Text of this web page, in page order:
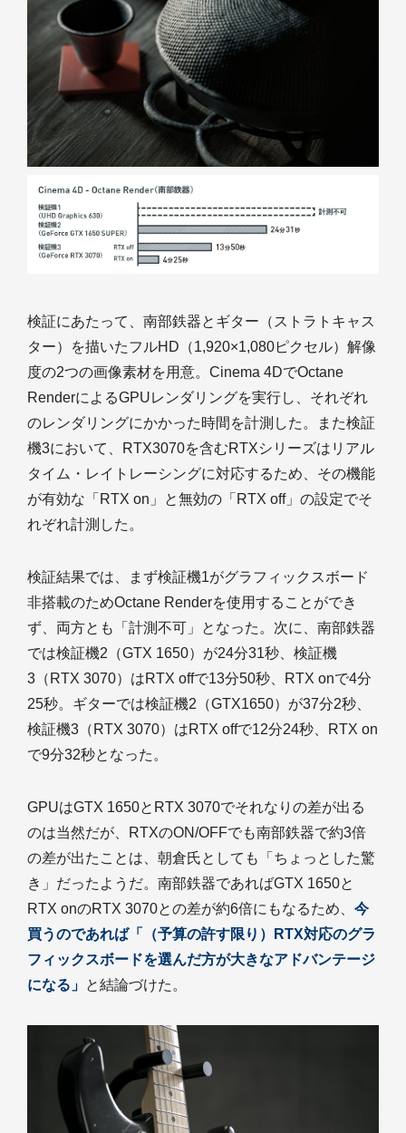
検証にあたって、南部鉄器とギター（ストラトキャス
ター）を描いたフルHD（1,920×1,080ピクセル）解像
度の2つの画像素材を用意。Cinema 4DでOctane
RenderによるGPUレンダリングを実行し、それぞれ
のレンダリングにかかった時間を計測した。また検証
機3において、RTX3070を含むRTXシリーズはリアル
タイム・レイトレーシングに対応するため、その機能
が有効な「RTX on」と無効の「RTX off」の設定でそ
れぞれ計測した。
検証結果では、まず検証機1がグラフィックスボード
非搭載のためOctane Renderを使用することができ
ず、両方とも「計測不可」となった。次に、南部鉄器
では検証機2（GTX 1650）が24分31秒、検証機
3（RTX 3070）はRTX offで13分50秒、RTX onで4分
25秒。ギターでは検証機2（GTX1650）が37分2秒、
検証機3（RTX 3070）はRTX offで12分24秒、RTX on
で9分32秒となった。
GPUはGTX 1650とRTX 3070でそれなりの差が出る
のは当然だが、RTXのON/OFFでも南部鉄器で約3倍
の差が出たことは、朝倉氏としても「ちょっとした驚
き」だったようだ。南部鉄器であればGTX 1650と
RTX onのRTX 3070との差が約6倍にもなるため、 今
買うのであれば「（予算の許す限り）RTX対応のグラ
フィックスボードを選んだ方が大きなアドバンテージ
になる」 と結論づけた。